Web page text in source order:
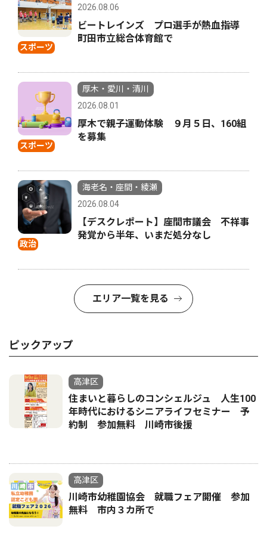
スポーツ
2026.08.06
ビートレインズ プロ選手が熱血指導
町田市立総合体育館で
スポーツ
厚木・愛川・清川
2026.08.01
厚木で親子運動体験 ９月５日、160組
を募集
政治
海老名・座間・綾瀬
2026.08.04
【デスクレポート】座間市議会 不祥事
発覚から半年、いまだ処分なし
エリア一覧を見る
ピックアップ
高津区
住まいと暮らしのコンシェルジュ 人生100
年時代におけるシニアライフセミナー 予
約制 参加無料 川崎市後援
高津区
川崎市幼稚園協会 就職フェア開催 参加
無料 市内３カ所で